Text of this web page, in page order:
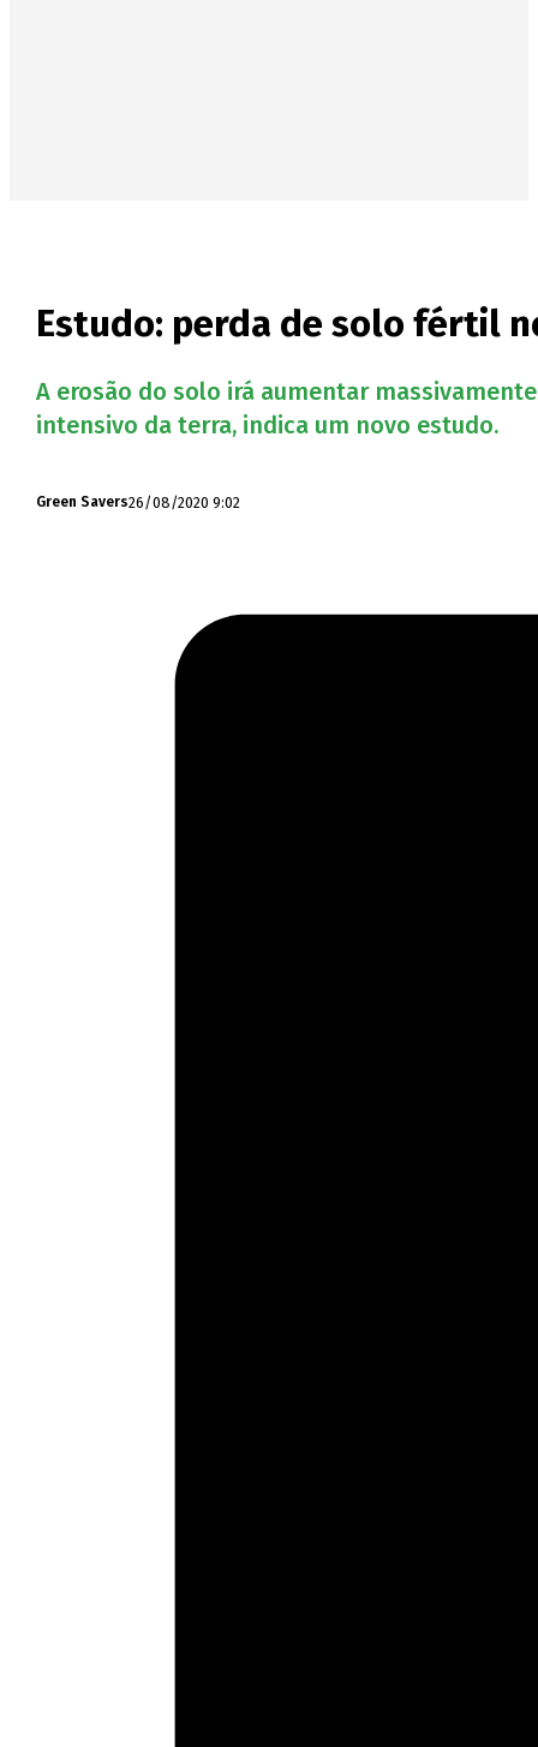
Estudo: perda de solo fértil
A erosão do solo irá aumentar
intensivo da terra, indica um novo estudo.
Green Savers26/08/2020 9:02